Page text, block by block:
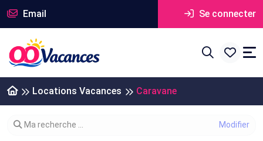
Email Se connecter
Locations Vacances Caravane
Modifier votre recherche
Ma recherche ...